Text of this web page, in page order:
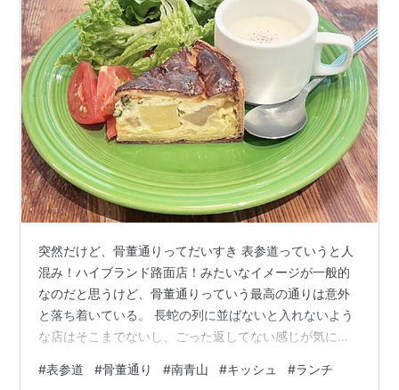
突然だけど、骨董通りってだいすき 表参道っていうと人
混み！ハイブランド路面店！みたいなイメージが一般的
なのだと思うけど、骨董通りっていう最高の通りは意外
と落ち着いている。 長蛇の列に並ばないと入れないよう
な店はそこまでないし、ごった返してない感じが気に入
APPLE PIE & COFFEE 青山店』でランチを食べてきた。
#表参道 #骨董通り #南青山 #キッシュ #ランチ